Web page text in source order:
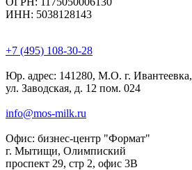
ИНН: 5038128143
+7 (495) 108-30-28
Юр. адрес: 141280, М.О. г. Ивантеевка,
ул. Заводская, д. 12 пом. 024
info@mos-milk.ru
Офис: бизнес-центр "Формат"
г. Мытищи, Олимпиский
проспект 29, стр 2, офис 3B